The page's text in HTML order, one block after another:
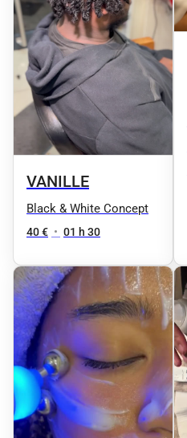
VANILLE
Black & White Concept
40 € • 01 h 30